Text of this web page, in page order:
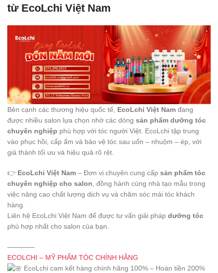
từ EcoLchi Việt Nam
Bên cạnh các thương hiệu quốc tế, EcoLchi Việt Nam đang
được nhiều salon lựa chọn nhờ các dòng sản phẩm dưỡng tóc
chuyên nghiệp phù hợp với tóc người Việt. EcoLchi tập trung
vào phục hồi, cấp ẩm và bảo vệ tóc sau uốn – nhuộm – ép, với
giá thành tối ưu và hiệu quả rõ rệt.
👉 EcoLchi Việt Nam – Đơn vị chuyên cung cấp sản phẩm tóc
chuyên nghiệp cho salon , đồng hành cùng nhà tạo mẫu trong
việc nâng cao chất lượng dịch vụ và chăm sóc mái tóc khách
hàng.
Liên hệ EcoLchi Việt Nam để được tư vấn giải pháp dưỡng tóc
phù hợp nhất cho salon của bạn.
————
ECOLCHI – MỸ PHẨM TÓC CHÍNH HÃNG
EcoLchi cam kết hàng chính hãng 100% – Hoàn tiền 200%